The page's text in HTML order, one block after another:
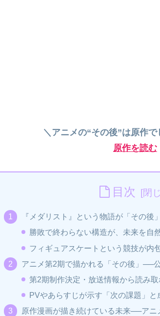
＼アニメの“その後”は原作
原作を読む
目次
『メダリスト』という物語が「その後
勝敗で終わらない構造が、未来を自
フィギュアスケートという競技が内
アニメ第2期で描かれる「その後」──
第2期制作決定・放送情報から読み
PVやあらすじが示す「次の課題」と
原作漫画が描き続けている未来──ア